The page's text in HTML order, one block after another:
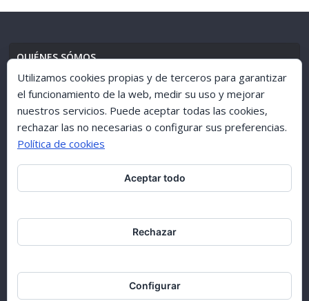
QUIÉNES SÓMOS
AVISO LEGAL// POLÍTICA DE PRIVACIDAD
ARCHIVO 1998-2015
Copyright © [1998-2017] [Ciudad de GuÍa]. All rights reserved.
Utilizamos cookies propias y de terceros para garantizar
el funcionamiento de la web, medir su uso y mejorar
nuestros servicios. Puede aceptar todas las cookies,
rechazar las no necesarias o configurar sus preferencias.
Política de cookies
Aceptar todo
Rechazar
Configurar